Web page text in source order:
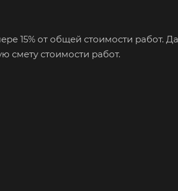
15% от общей стоимости работ.
смету стоимости работ.